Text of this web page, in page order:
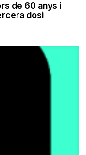
de 60 anys i
dosi